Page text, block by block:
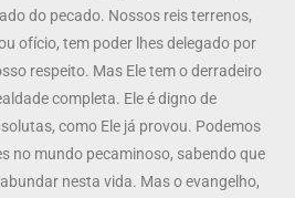
do pecado. Nossos reis terrenos,
ofício, tem poder lhes delegado por
respeito. Mas Ele tem o derradeiro
completa. Ele é digno de
como Ele já provou. Podemos
no mundo pecaminoso, sabendo que
nesta vida. Mas o evangelho,